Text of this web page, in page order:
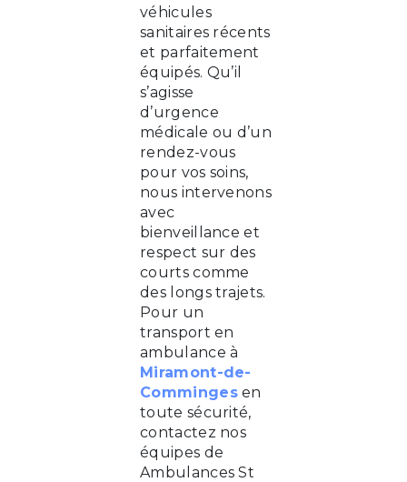
véhicules
sanitaires récents
et parfaitement
équipés. Qu’il
s’agisse
d’urgence
médicale ou d’un
rendez-vous
pour vos soins,
nous intervenons
avec
bienveillance et
respect sur des
courts comme
des longs trajets.
Pour un
transport en
ambulance à
Miramont-de-
Commingesen
toute sécurité,
contactez nos
équipes de
Ambulances St